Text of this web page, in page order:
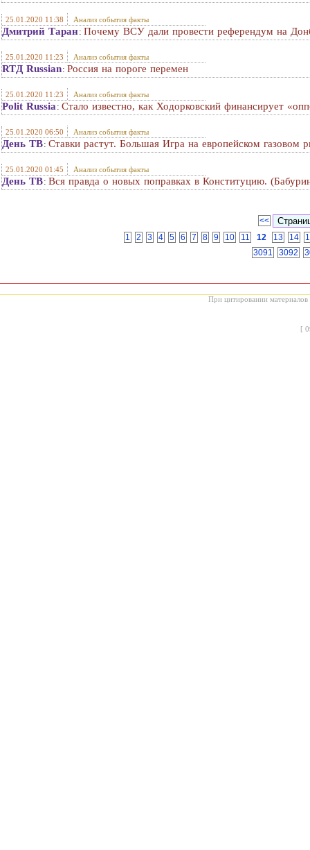
25.01.2020 11:38 Анализ события факты
Дмитрий Таран: Почему ВСУ дали провести референдум на
25.01.2020 11:23 Анализ события факты
RTД Russian: Россия на пороге перемен
25.01.2020 11:23 Анализ события факты
Polit Russia : Стало известно, как Ходорковский финансирует
25.01.2020 06:50 Анализ события факты
День ТВ: Ставки растут. Большая Игра на европейском газовом
25.01.2020 01:45 Анализ события факты
День ТВ: Вся правда о новых поправках в Конституцию.
<<
1
2 3 4 5 6 7 8 9 10 11 12 13 14
3091
3092
При цитировании материалов
[